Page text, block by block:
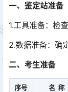
一、鉴定站准备
1.工具准备：检
2.数据准备：确
二、考生准备
序号 名 称